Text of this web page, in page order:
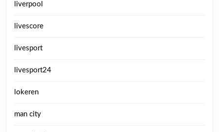
liverpool
livescore
livesport
livesport24
lokeren
man city